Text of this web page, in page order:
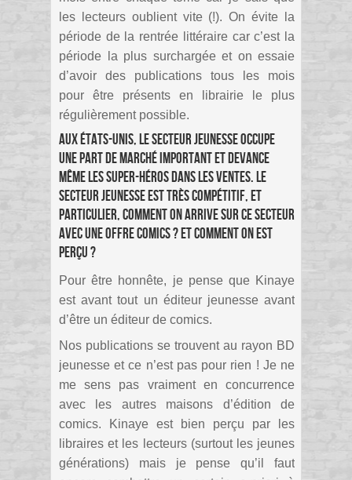
les lecteurs oublient vite (!). On évite la
période de la rentrée littéraire car c’est la
période la plus surchargée et on essaie
d’avoir des publications tous les mois
pour être présents en librairie le plus
régulièrement possible.
Aux États-Unis, le secteur jeunesse occupe
une part de marché important et devance
même les super-héros dans les ventes. Le
secteur jeunesse est très compétitif, et
particulier, Comment on arrive sur ce secteur
avec une offre comics ? et comment on est
perçu ?
Pour être honnête, je pense que Kinaye
est avant tout un éditeur jeunesse avant
d’être un éditeur de comics.
Nos publications se trouvent au rayon BD
jeunesse et ce n’est pas pour rien ! Je ne
me sens pas vraiment en concurrence
avec les autres maisons d’édition de
comics. Kinaye est bien perçu par les
libraires et les lecteurs (surtout les jeunes
générations) mais je pense qu’il faut